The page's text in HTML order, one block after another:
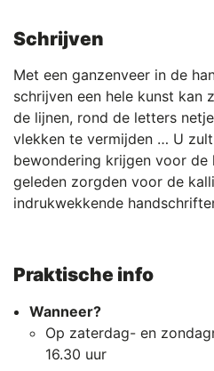
Schrijven
Met een ganzenveer in de
schrijven een hele kunst kan
de lijnen, rond de letters
vlekken te vermijden … U
bewondering krijgen voor de
geleden zorgden voor de
indrukwekkende
Praktische info
Wanneer?
Op zaterdag- en
16.30 uur